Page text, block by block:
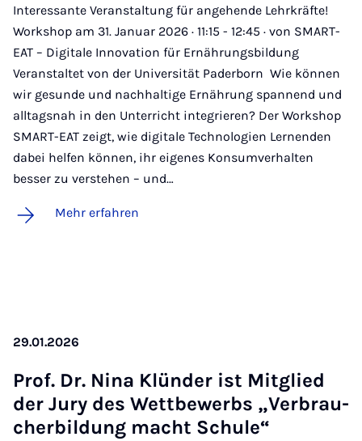
Interessante Veranstaltung für angehende Lehrkräfte!
Workshop am 31. Januar 2026 · 11:15 - 12:45 · von SMART-
EAT – Digitale Innovation für Ernährungsbildung
Veranstaltet von der Universität Paderborn Wie können
wir gesunde und nachhaltige Ernährung spannend und
alltagsnah in den Unterricht integrieren? Der Workshop
SMART-EAT zeigt, wie digitale Technologien Lernenden
dabei helfen können, ihr eigenes Konsumverhalten
besser zu verstehen – und…
Mehr erfahren
29.01.2026
Prof. Dr. Ni­na Klün­der ist Mit­glied
der Ju­ry des Wett­be­werbs „Ver­brau­
ch­er­bil­dung macht Schu­le“